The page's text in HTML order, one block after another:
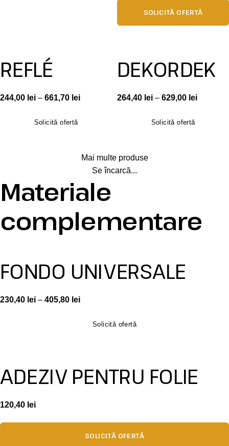
SOLICITĂ OFERTĂ
REFLÉ
244,00 lei – 661,70 lei
Solicită ofertă
DEKORDEK
264,40 lei – 629,00 lei
Solicită ofertă
Mai multe produse
Se încarcă...
Materiale
complementare
FONDO UNIVERSALE
230,40 lei – 405,80 lei
Solicită ofertă
ADEZIV PENTRU FOLIE
120,40 lei
SOLICITĂ OFERTĂ